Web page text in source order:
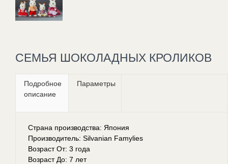
СЕМЬЯ ШОКОЛАДНЫХ КРОЛИКОВ
Подробное
описание
Параметры
Страна производства: Япония
Производитель: Silvanian Famylies
Возраст От: 3 года
Возраст До: 7 лет